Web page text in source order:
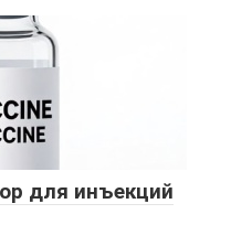
для инъекций